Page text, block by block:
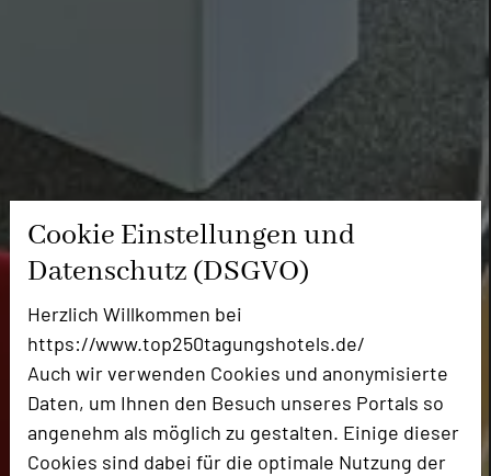
Cookie Einstellungen und
Datenschutz (DSGVO)
Herzlich Willkommen bei
https://www.top250tagungshotels.de/
Auch wir verwenden Cookies und anonymisierte
Daten, um Ihnen den Besuch unseres Portals so
angenehm als möglich zu gestalten. Einige dieser
Cookies sind dabei für die optimale Nutzung der